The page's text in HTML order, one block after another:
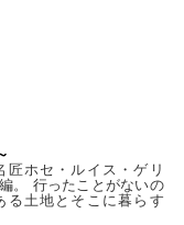
匠ホセ・ルイス・ゲリ
。 行ったことがないの
る土地とそこに暮らす